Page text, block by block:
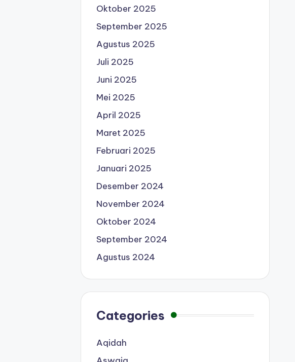
Oktober 2025
September 2025
Agustus 2025
Juli 2025
Juni 2025
Mei 2025
April 2025
Maret 2025
Februari 2025
Januari 2025
Desember 2024
November 2024
Oktober 2024
September 2024
Agustus 2024
Categories
Aqidah